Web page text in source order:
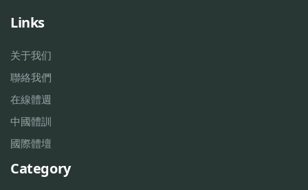
Links
关于我们
聯絡我們
在線體週
中國體訓
國際體壇
Category